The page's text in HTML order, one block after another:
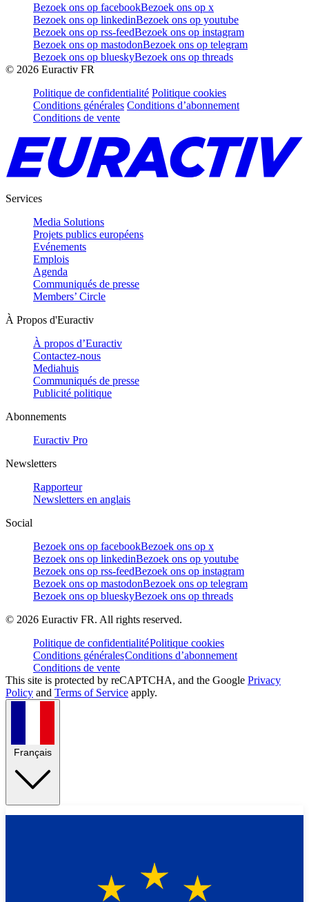
Bezoek ons op facebookBezoek ons op x
Bezoek ons op linkedinBezoek ons op youtube
Bezoek ons op rss-feedBezoek ons op instagram
Bezoek ons op mastodonBezoek ons op telegram
Bezoek ons op blueskyBezoek ons op threads
© 2026 Euractiv FR
Politique de confidentialité Politique cookies
Conditions générales Conditions d’abonnement
Conditions de vente
Services
Media Solutions
Projets publics européens
Evénements
Emplois
Agenda
Communiqués de presse
Members’ Circle
À Propos d'Euractiv
À propos d’Euractiv
Contactez-nous
Mediahuis
Communiqués de presse
Publicité politique
Abonnements
Euractiv Pro
Newsletters
Rapporteur
Newsletters en anglais
Social
Bezoek ons op facebookBezoek ons op x
Bezoek ons op linkedinBezoek ons op youtube
Bezoek ons op rss-feedBezoek ons op instagram
Bezoek ons op mastodonBezoek ons op telegram
Bezoek ons op blueskyBezoek ons op threads
© 2026 Euractiv FR. All rights reserved.
Politique de confidentialitéPolitique cookies
Conditions généralesConditions d’abonnement
Conditions de vente
This site is protected by reCAPTCHA, and the Google Privacy
Policy and Terms of Service apply.
Français